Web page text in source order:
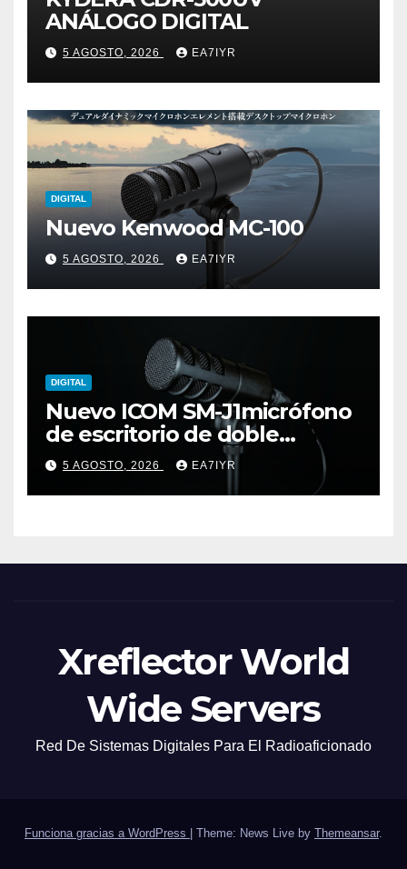
ANÁLOGO DIGITAL
5 AGOSTO, 2026 EA7IYR
DIGITAL
Nuevo Kenwood MC-100
5 AGOSTO, 2026 EA7IYR
DIGITAL
Nuevo ICOM SM-J1micrófono
de escritorio de doble
elemento premium
5 AGOSTO, 2026 EA7IYR
Xreflector World
Wide Servers
Red De Sistemas Digitales Para El Radioaficionado
Funciona gracias a WordPress Theme: News Live by Themeansar.